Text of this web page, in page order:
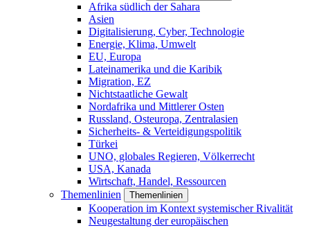
Afrika südlich der Sahara
Asien
Digitalisierung, Cyber, Technologie
Energie, Klima, Umwelt
EU, Europa
Lateinamerika und die Karibik
Migration, EZ
Nichtstaatliche Gewalt
Nordafrika und Mittlerer Osten
Russland, Osteuropa, Zentralasien
Sicherheits- & Verteidigungspolitik
Türkei
UNO, globales Regieren, Völkerrecht
USA, Kanada
Wirtschaft, Handel, Ressourcen
Themenlinien
Themenlinien
Kooperation im Kontext systemischer Rivalität
Neugestaltung der europäischen